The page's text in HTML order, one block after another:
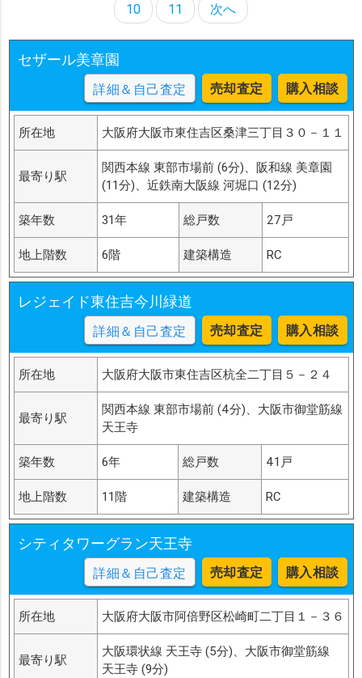
10
11 次へ
セザール美章園
詳細＆自己査定 売却査定 購入相談
所在地 大阪府大阪市東住吉区桑津三丁目３０－１１
最寄り駅
関西本線 東部市場前 (6分)、阪和線 美章園
(11分)、近鉄南大阪線 河堀口 (12分)
築年数 31年 総戸数 27戸
地上階数 6階 建築構造 RC
レジェイド東住吉今川緑道
詳細＆自己査定 売却査定 購入相談
所在地 大阪府大阪市東住吉区杭全二丁目５－２４
最寄り駅
関西本線 東部市場前 (4分)、大阪市御堂筋線
天王寺
築年数 6年 総戸数 41戸
地上階数 11階 建築構造 RC
シティタワーグラン天王寺
詳細＆自己査定 売却査定 購入相談
所在地 大阪府大阪市阿倍野区松崎町二丁目１－３６
最寄り駅
大阪環状線 天王寺 (5分)、大阪市御堂筋線
天王寺 (9分)